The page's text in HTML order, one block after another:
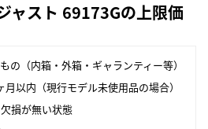
ャスト 69173Gの上限価
の（内箱・外箱・ギャランティー等）
以内（現行モデル未使用品の場合）
損が無い状態